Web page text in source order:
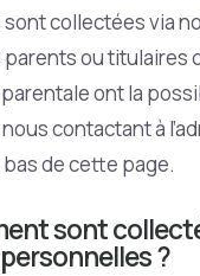
collectées via
ou titulaires
ont la
contactant à
de cette page.
sont
?